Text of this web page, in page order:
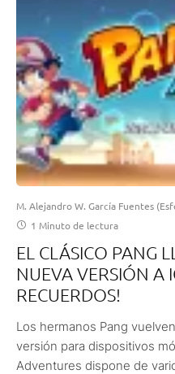
M. Alejandro W. García Fuentes
1 Minuto de lectura
EL CLÁSICO PANG
NUEVA VERSIÓN A
RECUERDOS!
Los hermanos Pang
versión para dispositivos
Adventures dispone de